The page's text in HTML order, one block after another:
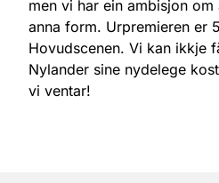
men vi har ein ambisjon
anna form. Urpremieren er
Hovudscenen. Vi kan ikkje
Nylander sine nydelege
vi ventar!